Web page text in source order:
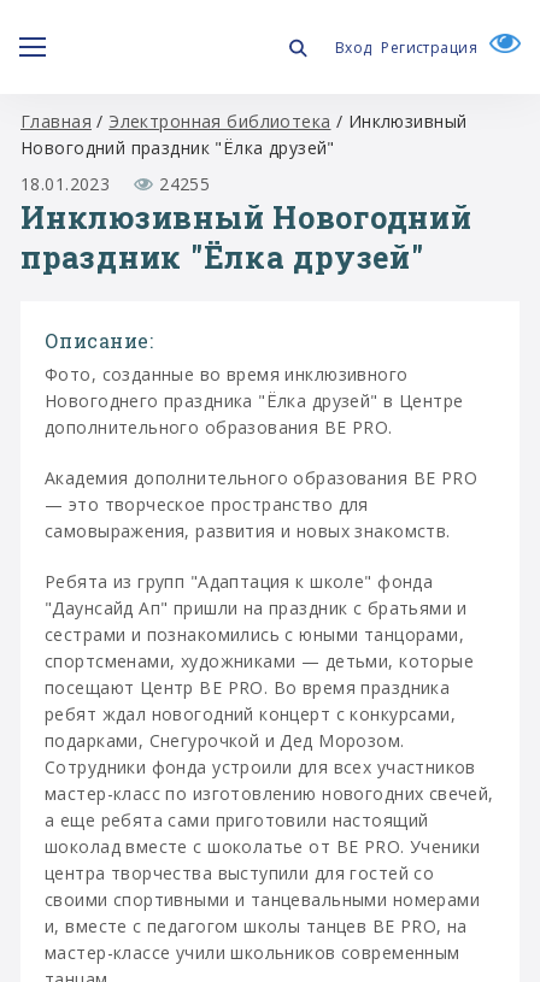
Вход Регистрация
Главная / Электронная библиотека / Инклюзивный
Новогодний праздник "Ёлка друзей"
18.01.2023
24255
Инклюзивный Новогодний
праздник "Ёлка друзей"
Описание:
Фото, созданные во время инклюзивного
Новогоднего праздника "Ёлка друзей" в Центре
дополнительного образования ВE PRO.
Академия дополнительного образования ВE PRO
— это творческое пространство для
самовыражения, развития и новых знакомств.
Ребята из групп "Адаптация к школе" фонда
"Даунсайд Ап" пришли на праздник с братьями и
сестрами и познакомились с юными танцорами,
спортсменами, художниками — детьми, которые
посещают Центр ВE PRO. Во время праздника
ребят ждал новогодний концерт с конкурсами,
подарками, Снегурочкой и Дед Морозом.
Сотрудники фонда устроили для всех участников
мастер-класс по изготовлению новогодних свечей,
а еще ребята сами приготовили настоящий
шоколад вместе с шоколатье от ВE PRO. Ученики
центра творчества выступили для гостей со
своими спортивными и танцевальными номерами
и, вместе с педагогом школы танцев ВE PRO, на
мастер-классе учили школьников современным